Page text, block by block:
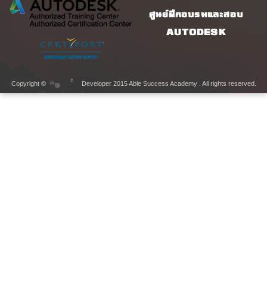
ศูนย์ฝึกอบรมและสอบ
AUTODESK
Copyright © Developer 2015 Able Success Academy . All rights reserved.